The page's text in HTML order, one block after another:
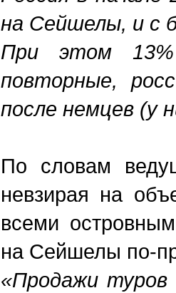
на Сейшелы, и с
При этом
повторные,
после немцев (у
По словам
невзирая на
всеми
на Сейшелы по-
«Продажи